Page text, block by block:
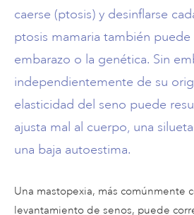
caerse (ptosis) y desinflarse
ptosis mamaria también puede
embarazo o la genética. Sin
independientemente de su
elasticidad del seno puede
ajusta mal al cuerpo, una
una baja autoestima.
Una mastopexia, más comúnmente
levantamiento de senos, puede